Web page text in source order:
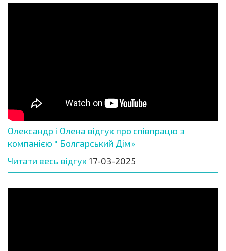
Олександр і Олена відгук про співпрацю з
компанією " Болгарський Дім»
Читати весь відгук 17-03-2025